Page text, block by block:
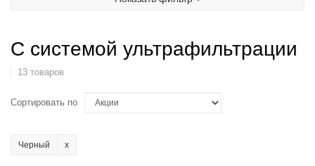
С системой ультрафильтрации
13 товаров
Сортировать по
Черный